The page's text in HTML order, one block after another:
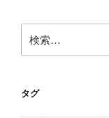
ー
シ
索:
タグ